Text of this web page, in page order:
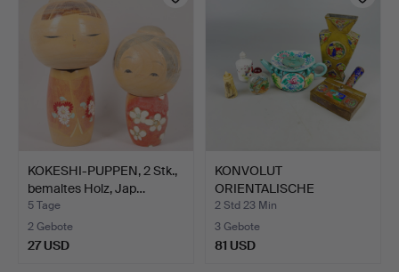
KOKESHI-PUPPEN, 2 Stk.,
bemaltes Holz, Jap…
5 Tage
2 Gebote
27 USD
KONVOLUT
ORIENTALISCHE
OBJEKTE.
2 Std 23 Min
3 Gebote
81 USD